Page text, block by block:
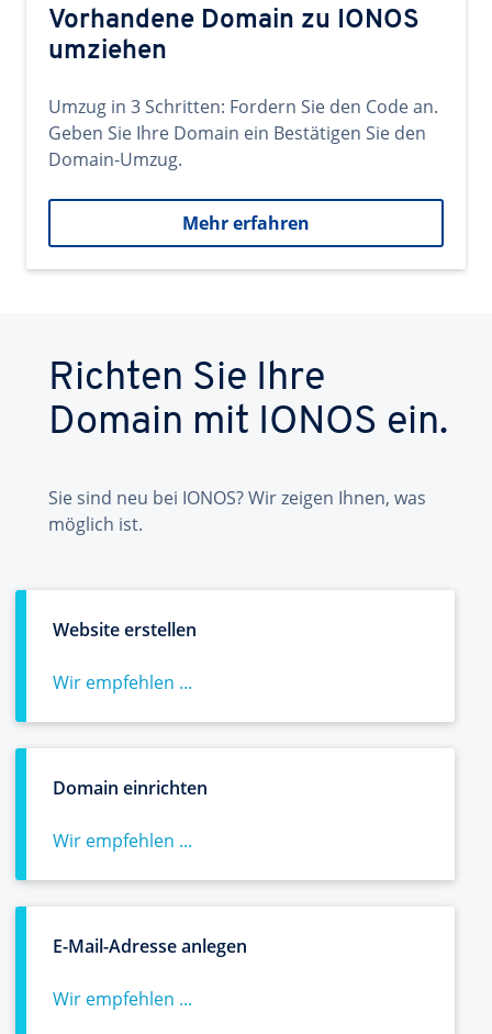
Vorhandene Domain zu IONOS
umziehen
Umzug in 3 Schritten: Fordern Sie den Code an.
Geben Sie Ihre Domain ein Bestätigen Sie den
Domain-Umzug.
Mehr erfahren
Richten Sie Ihre
Domain mit IONOS ein.
Sie sind neu bei IONOS? Wir zeigen Ihnen, was
möglich ist.
Website erstellen
Wir empfehlen ...
Domain einrichten
Wir empfehlen ...
E-Mail-Adresse anlegen
Wir empfehlen ...